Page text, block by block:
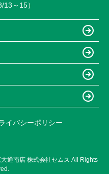
～15）
イバシーポリシー
通南店 株式会社セムス All Rights